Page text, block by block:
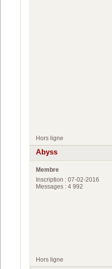
Hors ligne
Abyss
Membre
Inscription : 07-02-2016
Messages : 4 992
Hors ligne